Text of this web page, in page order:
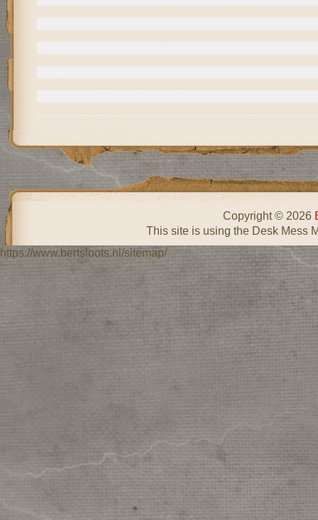
Copyright © 2026
This site is using the Desk Mess
https://www.bertsloots.nl/sitemap/